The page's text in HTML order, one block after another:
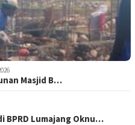
Masjid B…
BPRD Lumajang Oknu…